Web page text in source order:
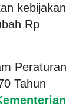
kebijakan
Rp
Peraturan
Tahun